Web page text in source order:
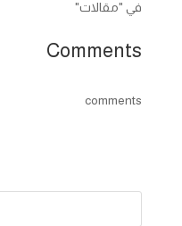
في "مقالات"
Comments
comments